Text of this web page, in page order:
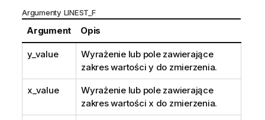
Argumenty LINEST_F
Argument Opis
y_value
Wyrażenie lub pole zawierające
zakres wartości ydo zmierzenia.
x_value
Wyrażenie lub pole zawierające
zakres wartości x do zmierzenia.